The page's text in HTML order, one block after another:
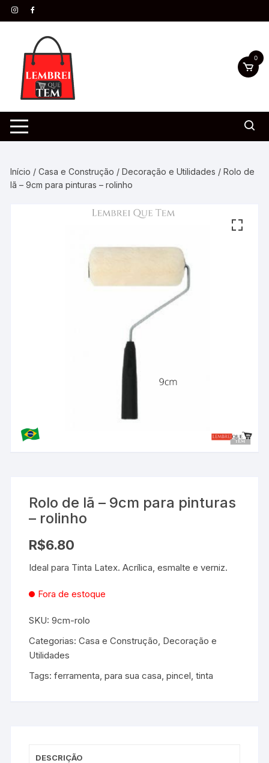
0
Início /Casa e Construção /Decoração e Utilidades / Rolo de
lã – 9cm para pinturas – rolinho
Rolo de lã – 9cm para pinturas
– rolinho
R$6.80
Ideal para Tinta Latex. Acrílica, esmalte e verniz.
Fora de estoque
SKU:9cm-rolo
Categorias:Casa e Construção Decoração e
Utilidades
Tags:ferramenta ,para sua casa ,pincel ,tinta
DESCRIÇÃO